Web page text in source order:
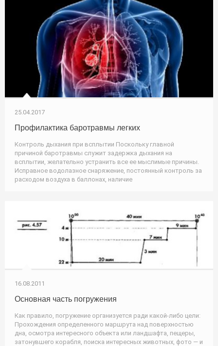
25.04.2017
Профилактика баротравмы легких
Контроль дыхания при всплытии Поскольку главной
причиной баротравмы служит задержка дыхания на
всплытии, желательно устранить все ее мыслимые причины.
Исправное водолазное снаряжение, постоянный контроль за
расходом воздуха в баллонах, наличие
16.08.2011
Основная часть погружения
Как правило, погружение организуется ради какой-либо цели:
Прохождения определенного маршрута над поверхностью
дна, осмотра интересного объекта или ландшафта, пещеры,
затонувшего корабля, поиска интересных животных, фото — и